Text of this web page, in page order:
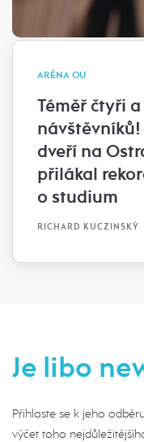
ARÉNA OU
Téměř čtyři
dveří na
přilákal
o studium
RICHARD KUCZINSKÝ
Je libo
Přihlaste se k jeho
výčet toho